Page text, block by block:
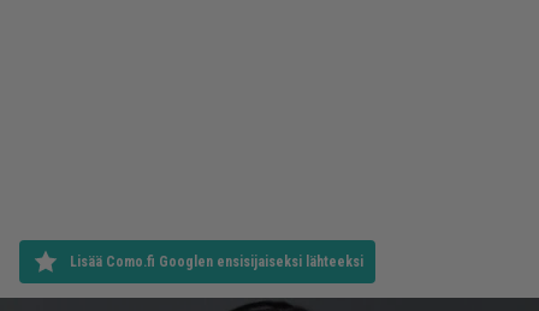
Lisää Como.fi Googlen ensisijaiseksi lähteeksi